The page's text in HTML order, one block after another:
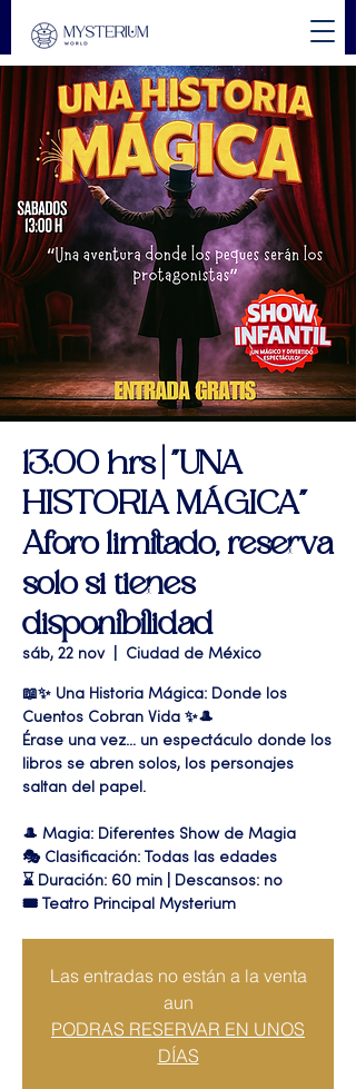
13:00 hrs | "UNA
HISTORIA MÁGICA"
Aforo limitado, reserva
solo si tienes
disponibilidad
sáb, 22 nov
  |
Ciudad de México
📖✨ Una Historia Mágica: Donde los
Cuentos Cobran Vida ✨🎩
Érase una vez… un espectáculo donde los
libros se abren solos, los personajes
saltan del papel.
🎩 Magia: Diferentes Show de Magia
🎭 Clasificación: Todas las edades
⌛ Duración: 60 min | Descansos: no
🎟 Teatro Principal Mysterium
Las entradas no están a la venta
aun
PODRAS RESERVAR EN UNOS
DÍAS